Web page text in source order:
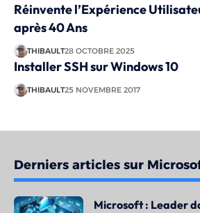
Réinvente l’Expérience
après 40 Ans
THIBAULT28 OCTOBRE 2025
Installer SSH sur Windows 10
THIBAULT25 NOVEMBRE 2017
Derniers articles sur
Microsoft : Leader